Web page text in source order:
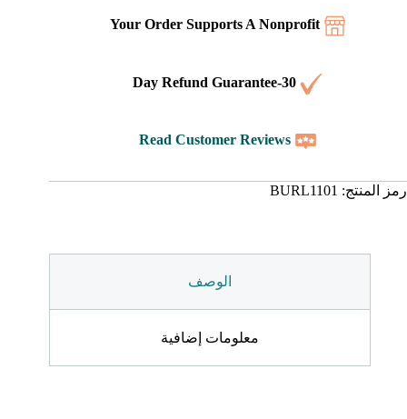
Your Order Supports A Nonprofit
30-Day Refund Guarantee
Read Customer Reviews
رمز المنتج: BURL1101
الوصف
معلومات إضافية